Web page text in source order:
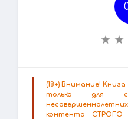
(18+) Внимание!
только для
контента СТРОГО